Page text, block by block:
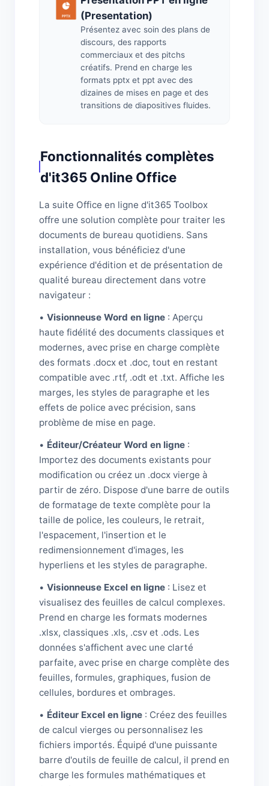
(Presentation)
Présentez avec soin des plans de
discours, des rapports
commerciaux et des pitchs
créatifs. Prend en charge les
formats pptx et ppt avec des
dizaines de mises en page et des
transitions de diapositives fluides.
Fonctionnalités complètes
d'it365 Online Office
La suite Office en ligne d'it365 Toolbox
offre une solution complète pour traiter les
documents de bureau quotidiens. Sans
installation, vous bénéficiez d'une
expérience d'édition et de présentation de
qualité bureau directement dans votre
navigateur :
• Visionneuse Word en ligne : Aperçu
haute fidélité des documents classiques et
modernes, avec prise en charge complète
des formats .docx et .doc, tout en restant
compatible avec .rtf, .odt et .txt. Affiche les
marges, les styles de paragraphe et les
effets de police avec précision, sans
problème de mise en page.
• Éditeur/Créateur Word en ligne :
Importez des documents existants pour
modification ou créez un .docx vierge à
partir de zéro. Dispose d'une barre de outils
de formatage de texte complète pour la
taille de police, les couleurs, le retrait,
l'espacement, l'insertion et le
redimensionnement d'images, les
hyperliens et les styles de paragraphe.
• Visionneuse Excel en ligne : Lisez et
visualisez des feuilles de calcul complexes.
Prend en charge les formats modernes
.xlsx, classiques .xls, .csv et .ods. Les
données s'affichent avec une clarté
parfaite, avec prise en charge complète des
feuilles, formules, graphiques, fusion de
cellules, bordures et ombrages.
• Éditeur Excel en ligne : Créez des feuilles
de calcul vierges ou personnalisez les
fichiers importés. Équipé d'une puissante
barre d'outils de feuille de calcul, il prend en
charge les formules mathématiques et